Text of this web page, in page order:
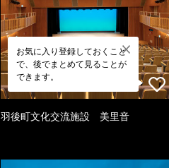
お気に入り登録しておくこと
で、後でまとめて見ることが
できます。
羽後町文化交流施設 美里音